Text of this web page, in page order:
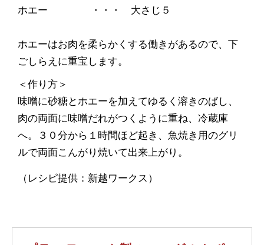
ホエー ・・・ 大さじ５
ホエーはお肉を柔らかくする働きがあるので、下
ごしらえに重宝します。
＜作り方＞
味噌に砂糖とホエーを加えてゆるく溶きのばし、
肉の両面に味噌だれがつくように重ね、冷蔵庫
へ。３０分から１時間ほど起き、魚焼き用のグリ
ルで両面こんがり焼いて出来上がり。
（レシピ提供：新越ワークス）